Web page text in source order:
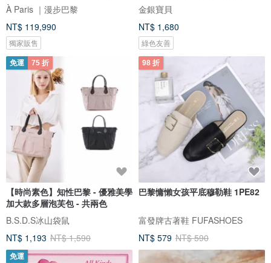
À Paris ｜漫步巴黎
NT$ 119,990
獨家販售
金銀寶貝
NT$ 1,680
綠色友善
免運 75 折
【時尚素色】知性巴黎 - 優雅美學
加大款多層泡芙包 - 共兩色
B.S.D.S冰山袋鼠
NT$ 1,193 NT$ 1,590
98 折
巴黎慵懶女孩平底穆勒鞋 1PE82
富發牌古著鞋 FUFASHOES
NT$ 579 NT$ 590
免運